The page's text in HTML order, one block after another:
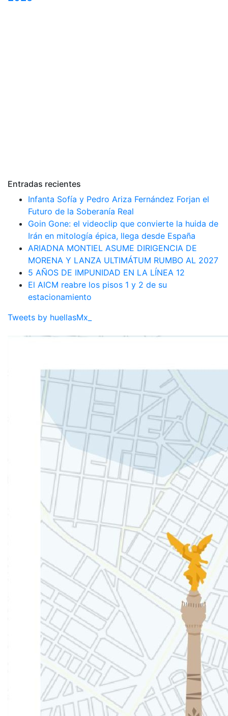
Entradas recientes
Infanta Sofía y Pedro Ariza Fernández Forjan el
Futuro de la Soberanía Real
Goin Gone: el videoclip que convierte la huida de
Irán en mitología épica, llega desde España
ARIADNA MONTIEL ASUME DIRIGENCIA DE
MORENA Y LANZA ULTIMÁTUM RUMBO AL 2027
5 AÑOS DE IMPUNIDAD EN LA LÍNEA 12
El AICM reabre los pisos 1 y 2 de su
estacionamiento
Tweets by huellasMx_